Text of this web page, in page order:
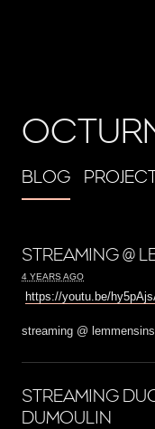
BLOG
STREAMING @
4 YEARS AGO
https://youtu.be/
streaming @
STREAMING
DUMOULIN